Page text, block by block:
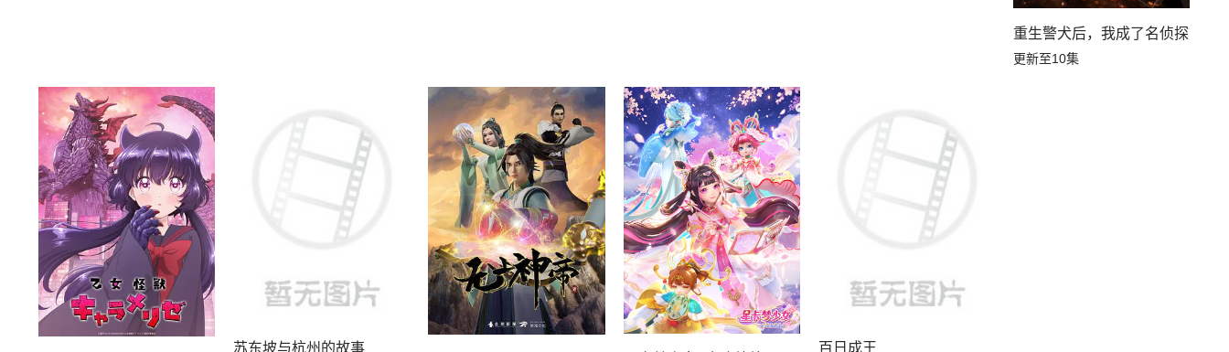
重生警犬后，我成了名侦探？
更新至10集
苏东坡与杭州的故事 百日成王